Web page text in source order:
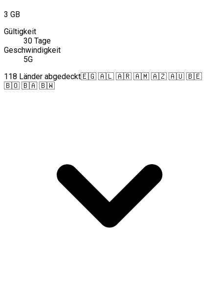
3 GB
Gültigkeit
30 Tage
Geschwindigkeit
5G
118 Länder abgedeckt🇪🇬 🇦🇱 🇦🇷 🇦🇲 🇦🇿 🇦🇺 🇧🇪
🇧🇴 🇧🇦 🇧🇼